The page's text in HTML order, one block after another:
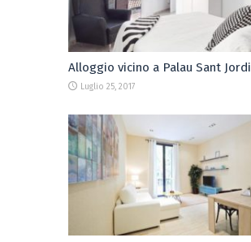
Alloggio vicino a Palau Sant Jordi
Luglio 25, 2017